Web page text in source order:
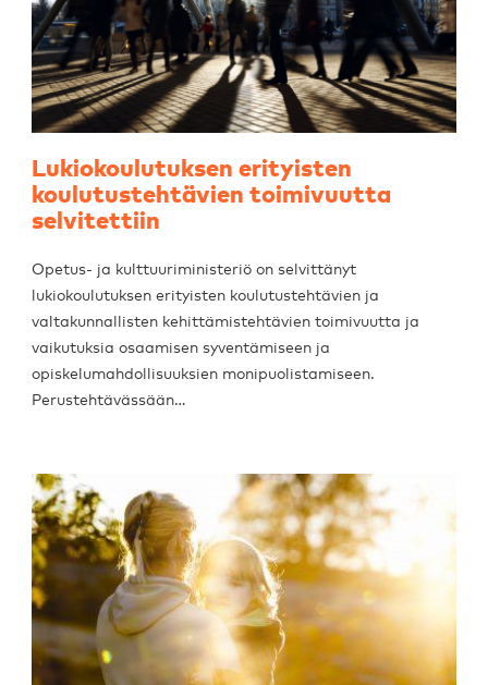
Lukiokoulutuksen erityisten
koulutustehtävien toimivuutta
selvitettiin
Opetus- ja kulttuuriministeriö on selvittänyt
lukiokoulutuksen erityisten koulutustehtävien ja
valtakunnallisten kehittämistehtävien toimivuutta ja
vaikutuksia osaamisen syventämiseen ja
opiskelumahdollisuuksien monipuolistamiseen.
Perustehtävässään…